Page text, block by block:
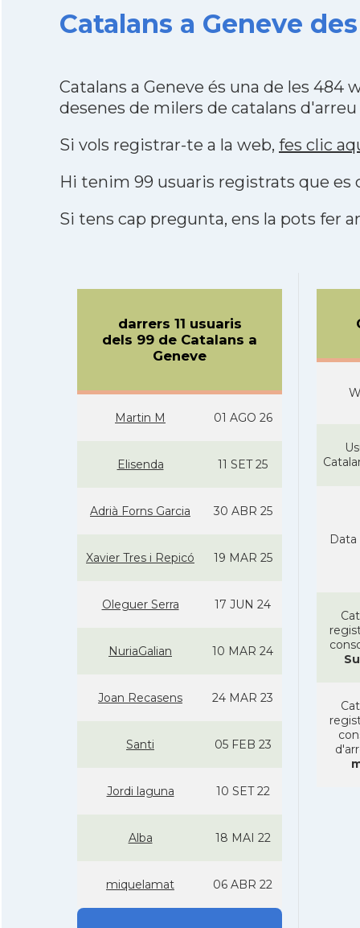
Catalans a Geneve
Catalans a Geneve és una de les 484
desenes de milers de catalans
Si vols registrar-te a la web, fes clic
Hi tenim 99 usuaris registrats que
Si tens cap pregunta, ens la pots fer
darrers 11 usuaris
dels 99 de Catalans a
Geneve
Martin M 01 AGO 26
Elisenda 11 SET 25
Adrià Forns Garcia 30 ABR 25
Xavier Tres i Repicó 19 MAR 25
Oleguer Serra 17 JUN 24
NuriaGalian 10 MAR 24
Joan Recasens 24 MAR 23
Santi 05 FEB 23
Jordi laguna 10 SET 22
Alba 18 MAI 22
miquelamat 06 ABR 22
Data